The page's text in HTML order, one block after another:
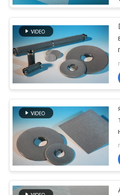
короткое
волокна